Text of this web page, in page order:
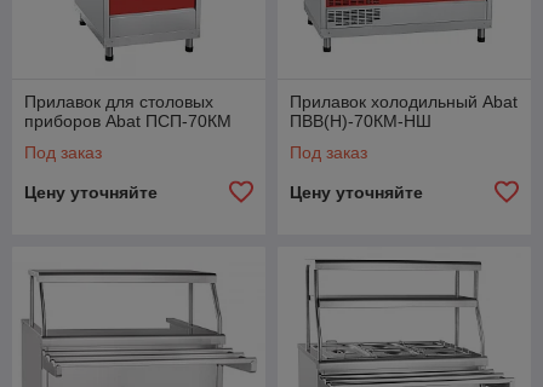
Прилавок для столовых
приборов Abat ПСП-70КМ
Под заказ
Цену уточняйте
Прилавок холодильный Abat
ПВВ(Н)-70КМ-НШ
Под заказ
Цену уточняйте